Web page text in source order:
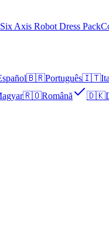
Six Axis Robot Dress Pack
🇧🇷Português🇮🇹
🇷🇴Română 🇩🇰